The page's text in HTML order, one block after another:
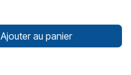
Ajouter au panier